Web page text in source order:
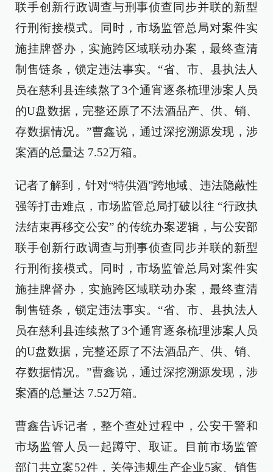
联手创新行政调查与刑事侦查同步并联的新型
行刑衔接模式。同时，市场监管总局对案件实
施挂牌督办，实施跨区域联动办案，最终查清
制售链条，锁定违法事实。“省、市、县执法人
员在慈利县连续熬了3个通宵逐条梳理涉案人员
的U盘数据，完整还原了不法酒品产、供、销、
存数据情况。”曹鑫说，通过深挖溯源发现，涉
案酒的总量达 7.52万箱。
记者了解到，针对“特供酒”跨地域、违法隐蔽性
强等打击难点，市场监管总局打破以往 “行政执
法结束再移交公安” 的传统办案逻辑，与公安部
联手创新行政调查与刑事侦查同步并联的新型
行刑衔接模式。同时，市场监管总局对案件实
施挂牌督办，实施跨区域联动办案，最终查清
制售链条，锁定违法事实。“省、市、县执法人
员在慈利县连续熬了3个通宵逐条梳理涉案人员
的U盘数据，完整还原了不法酒品产、供、销、
存数据情况。”曹鑫说，通过深挖溯源发现，涉
案酒的总量达 7.52万箱。
曹鑫告诉记者，整个查处过程中，公安干警和
市场监管人员一起蹲守、取证。目前市场监管
部门共立案52件，关停违规生产企业5家、销售